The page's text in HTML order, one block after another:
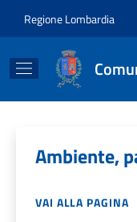
Regione Lombardia
Ambiente,
VAI ALLA PAGINA